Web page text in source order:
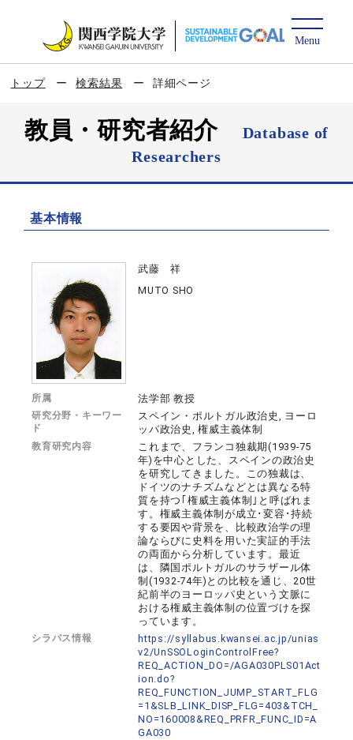
トップ 検索結果 詳細ページ
教員・研究者紹介
Database of
Researchers
基本情報
武藤 祥
MUTO SHO
所属 法学部 教授
研究分野・キーワー
ド
スペイン・ポルトガル政治史, ヨーロ
ッパ政治史, 権威主義体制
教育研究内容
これまで、フランコ独裁期(1939-75
年)を中心とした、スペインの政治史
を研究してきました。この独裁は、
ドイツのナチズムなどとは異なる特
質を持つ｢権威主義体制｣と呼ばれま
す。権威主義体制が成立･変容･持続
する要因や背景を、比較政治学の理
論ならびに史料を用いた実証的手法
の両面から分析しています。最近
は、隣国ポルトガルのサラザール体
制(1932-74年)との比較を通じ、20世
紀前半のヨーロッパ史という文脈に
おける権威主義体制の位置づけを探
っています。
シラバス情報
https://syllabus.kwansei.ac.jp/unias
v2/UnSSOLoginControlFree?
REQ_ACTION_DO=/AGA030PLS01Act
ion.do?
REQ_FUNCTION_JUMP_START_FLG
=1&SLB_LINK_DISP_FLG=403&TCH_
NO=160008&REQ_PRFR_FUNC_ID=A
GA030